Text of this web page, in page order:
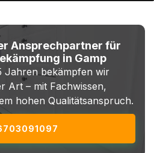
Ansprechpartner für
in Gamp
Jahren bekämpfen wir
Art – mit Fachwissen,
hohen Qualitätsanspruch.